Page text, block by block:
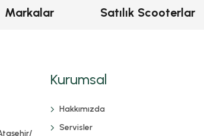
Markalar Satılık Scooterlar
Kurumsal
Hakkımızda
Servisler